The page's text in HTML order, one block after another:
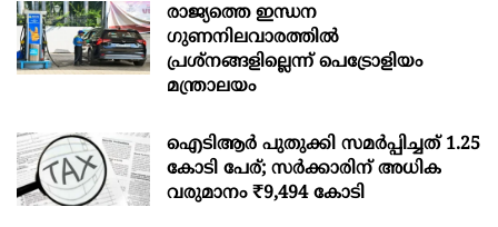
രാജ്യത്തെ ഇന്ധന
ഗുണനിലവാരത്തില്‍
പ്രശ്‌നങ്ങളില്ലെന്ന് പെട്രോളിയം
മന്ത്രാലയം
ഐടിആര്‍ പുതുക്കി സമർപ്പിച്ചത് 1.25
കോടി പേര്; സർക്കാരിന് അധിക
വരുമാനം ₹9,494 കോടി